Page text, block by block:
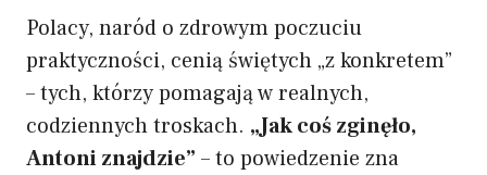
Polacy, naród o zdrowym poczuciu
praktyczności, cenią świętych „z konkretem”
– tych, którzy pomagają w realnych,
codziennych troskach. „Jak coś zginęło,
Antoni znajdzie” – to powiedzenie zna